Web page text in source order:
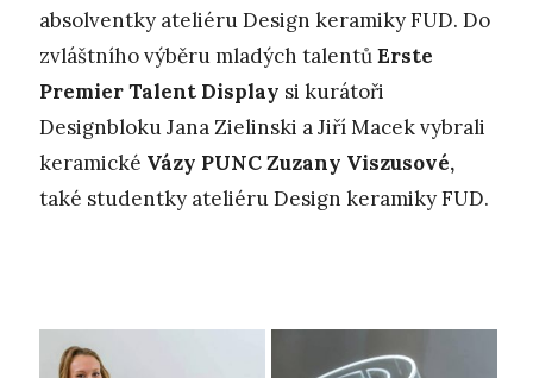
absolventky ateliéru Design keramiky FUD. Do
zvláštního výběru mladých talentůErste
Premier Talent Display si kurátoři
Designbloku Jana Zielinski a Jiří Macek vybrali
keramické Vázy PUNC Zuzany Viszusové,
také studentky ateliéru Design keramiky FUD.